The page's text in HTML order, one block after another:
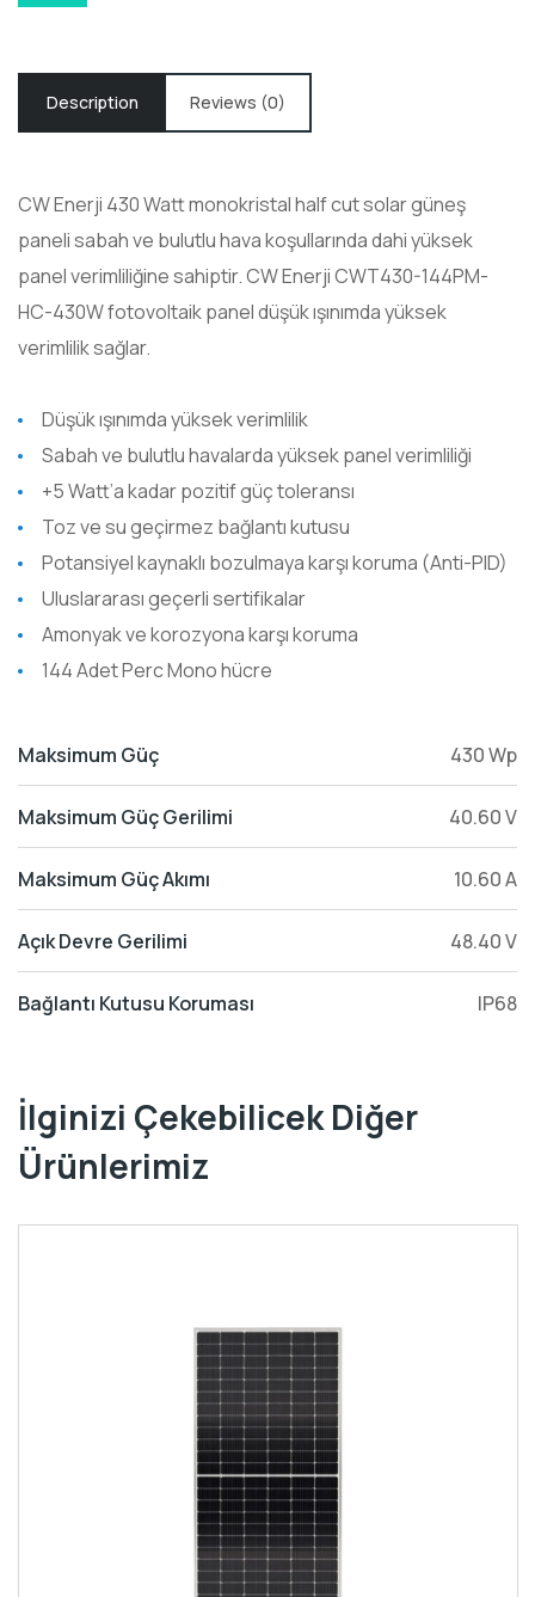
Description Reviews (0)
CW Enerji 430 Wattmonokristal half cutsolar güneş
paneli sabah ve bulutlu hava koşullarında dahi yüksek
panel verimliliğine sahiptir.CW Enerji CWT430-144PM-
HC-430Wfotovoltaikpanel düşük ışınımda yüksek
verimlilik sağlar.
Düşük ışınımda yüksek verimlilik
Sabah ve bulutlu havalarda yüksek panel verimliliği
+5 Watt’a kadar pozitif güç toleransı
Toz ve su geçirmez bağlantı kutusu
Potansiyel kaynaklı bozulmaya karşı koruma (Anti-PID)
Uluslararası geçerli sertifikalar
Amonyak ve korozyona karşı koruma
144 Adet Perc Mono hücre
Maksimum Güç 430 Wp
Maksimum Güç Gerilimi 40.60 V
Maksimum Güç Akımı 10.60 A
Açık Devre Gerilimi 48.40 V
Bağlantı Kutusu Koruması IP68
İlginizi Çekebilicek Diğer
Ürünlerimiz